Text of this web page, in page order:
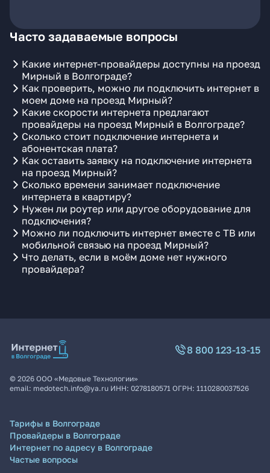
Часто задаваемые вопросы
Какие интернет-провайдеры доступны на проезд
Мирный в Волгограде?
Как проверить, можно ли подключить интернет в
моем доме на проезд Мирный?
Какие скорости интернета предлагают
провайдеры на проезд Мирный в Волгограде?
Сколько стоит подключение интернета и
абонентская плата?
Как оставить заявку на подключение интернета
на проезд Мирный?
Сколько времени занимает подключение
интернета в квартиру?
Нужен ли роутер или другое оборудование для
подключения?
Можно ли подключить интернет вместе с ТВ или
мобильной связью на проезд Мирный?
Что делать, если в моём доме нет нужного
провайдера?
8 800 123-13-15
© 2026 ООО «Медовые Технологии»
email: medotech.info@ya.ru ИНН: 0278180571 ОГРН: 1110280037526
Тарифы в Волгограде
Провайдеры в Волгограде
Интернет по адресу в Волгограде
Частые вопросы